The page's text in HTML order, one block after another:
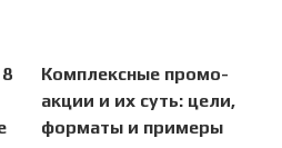
Комплексные промо-
акции и их суть: цели,
форматы и примеры